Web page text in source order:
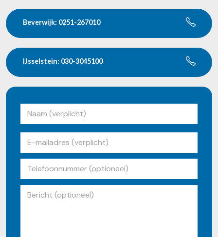
Beverwijk: 0251-267010
IJsselstein: 030-3045100